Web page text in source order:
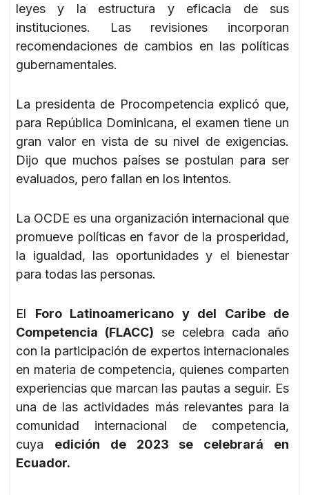
leyes y la estructura y eficacia de sus
instituciones. Las revisiones incorporan
recomendaciones de cambios en las políticas
gubernamentales.
La presidenta de Procompetencia explicó que,
para República Dominicana, el examen tiene un
gran valor en vista de su nivel de exigencias.
Dijo que muchos países se postulan para ser
evaluados, pero fallan en los intentos.
La OCDE es una organización internacional que
promueve políticas en favor de la prosperidad,
la igualdad, las oportunidades y el bienestar
para todas las personas.
El Foro Latinoamericano y del Caribe de
Competencia (FLACC) se celebra cada año
con la participación de expertos internacionales
en materia de competencia, quienes comparten
experiencias que marcan las pautas a seguir. Es
una de las actividades más relevantes para la
comunidad internacional de competencia,
cuya edición de 2023 se celebrará en
Ecuador.